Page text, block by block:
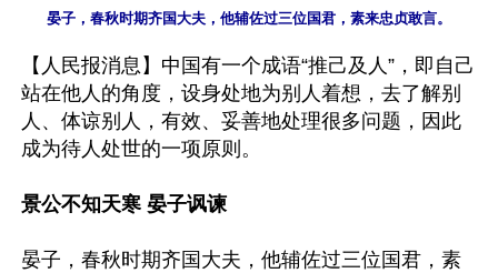
【人民报消息】中国有一个成语“推己及人”，即自己
站在他人的角度，设身处地为别人着想，去了解别
人、体谅别人，有效、妥善地处理很多问题，因此
成为待人处世的一项原则。
景公不知天寒 晏子讽谏
晏子，春秋时期齐国大夫，他辅佐过三位国君，素